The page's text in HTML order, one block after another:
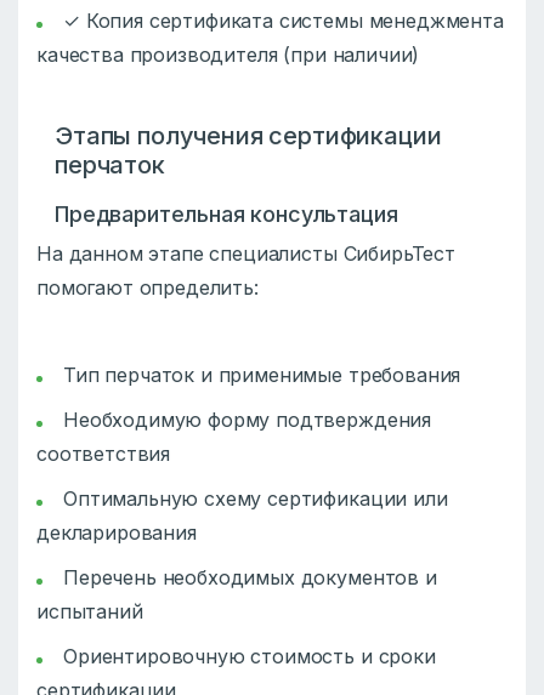
✓ Копия сертификата системы менеджмента
качества производителя (при наличии)
Этапы получения сертификации
перчаток
Предварительная консультация
На данном этапе специалисты СибирьТест
помогают определить:
Тип перчаток и применимые требования
Необходимую форму подтверждения
соответствия
Оптимальную схему сертификации или
декларирования
Перечень необходимых документов и
испытаний
Ориентировочную стоимость и сроки
сертификации